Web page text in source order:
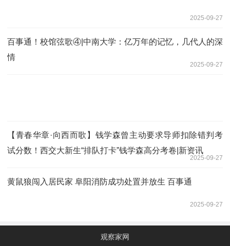
2025-09-27
百事通！校馆弦歌④|中南大学：亿万年的记忆，几代人的深
情
2025-09-27
【青春华章·向西而歌】钱学森曾主动要求导师扣除错判考
试分数！西交大新生“排队打卡”钱学森高分考卷|新资讯
2025-09-27
黄鼠狼闯入居民家 阜阳消防成功处置并放生 百事通
2025-09-27
观察家网